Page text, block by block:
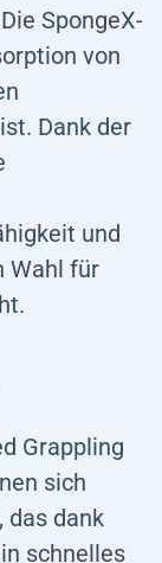
SpongeX-
von
Dank der
und
Wahl für
Grappling
sich
das dank
schnelles